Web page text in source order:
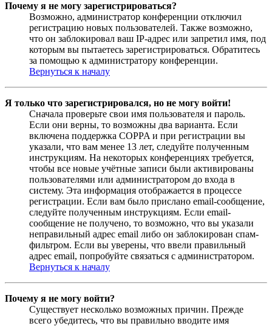
Почему я не могу зарегистрироваться?
Возможно, администратор конференции отключил
регистрацию новых пользователей. Также возможно,
что он заблокировал ваш IP-адрес или запретил имя, под
которым вы пытаетесь зарегистрироваться. Обратитесь
за помощью к администратору конференции.
Вернуться к началу
Я только что зарегистрировался, но не могу войти!
Сначала проверьте свои имя пользователя и пароль.
Если они верны, то возможны два варианта. Если
включена поддержка COPPA и при регистрации вы
указали, что вам менее 13 лет, следуйте полученным
инструкциям. На некоторых конференциях требуется,
чтобы все новые учётные записи были активированы
пользователями или администратором до входа в
систему. Эта информация отображается в процессе
регистрации. Если вам было прислано email-сообщение,
следуйте полученным инструкциям. Если email-
сообщение не получено, то возможно, что вы указали
неправильный адрес email либо он заблокирован спам-
фильтром. Если вы уверены, что ввели правильный
адрес email, попробуйте связаться с администратором.
Вернуться к началу
Почему я не могу войти?
Существует несколько возможных причин. Прежде
всего убедитесь, что вы правильно вводите имя